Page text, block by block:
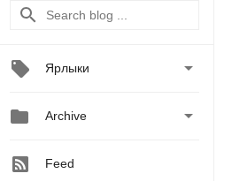
Ярлыки 
 Archive 
Feed